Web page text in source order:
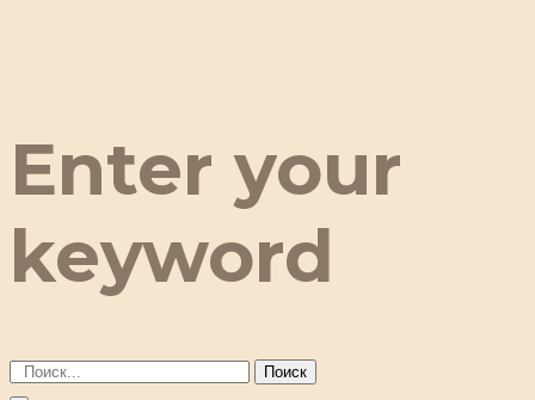
Enter your
keyword
Поиск